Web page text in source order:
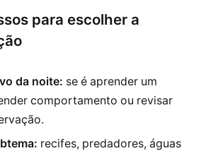
para escolher a
da noite: se é aprender um
comportamento ou revisar
recifes, predadores, águas